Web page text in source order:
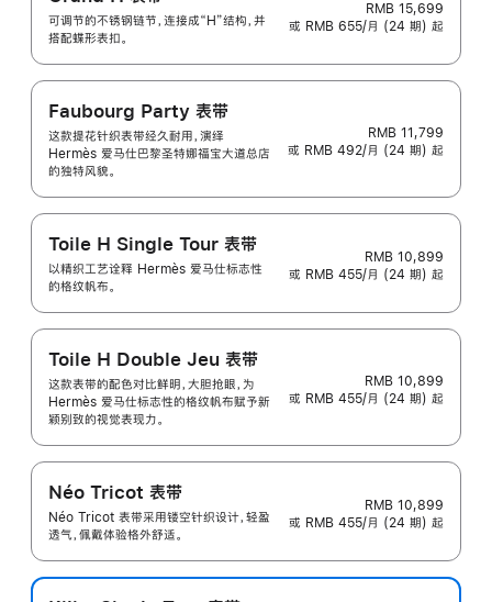
可调节的不锈钢链节，连接成“H”结构，并
搭配蝶形表扣。
RMB 15,699
或 RMB 655/月 (24 期) 起
Faubourg Party 表带
这款提花针织表带经久耐用，演绎
Hermès 爱马仕巴黎圣特娜福宝大道总店
的独特风貌。
RMB 11,799
或 RMB 492/月 (24 期) 起
Toile H Single Tour 表带
以精织工艺诠释 Hermès 爱马仕标志性
的格纹帆布。
RMB 10,899
或 RMB 455/月 (24 期) 起
Toile H Double Jeu 表带
这款表带的配色对比鲜明，大胆抢眼，为
Hermès 爱马仕标志性的格纹帆布赋予新
颖别致的视觉表现力。
RMB 10,899
或 RMB 455/月 (24 期) 起
Néo Tricot 表带
Néo Tricot 表带采用镂空针织设计，轻盈
透气，佩戴体验格外舒适。
RMB 10,899
或 RMB 455/月 (24 期) 起